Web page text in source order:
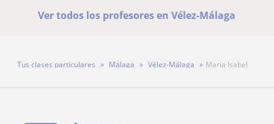
Ver todos los profesores en Vélez-Málaga
Tus clases particulares Málaga Vélez-Málaga Maria Isabel